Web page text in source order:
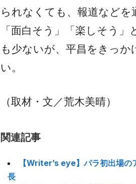
られなくても、報道などを
「面白そう」「楽しそう
も少ないが、平昌をきっ
い。
（取材・文／荒木美晴）
関連記事
【Writer’s eye】パラ初出場
長